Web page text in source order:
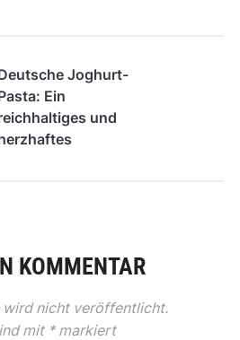
Joghurt-
Ein
und
KOMMENTAR
wird nicht veröffentlicht.
mit *markiert